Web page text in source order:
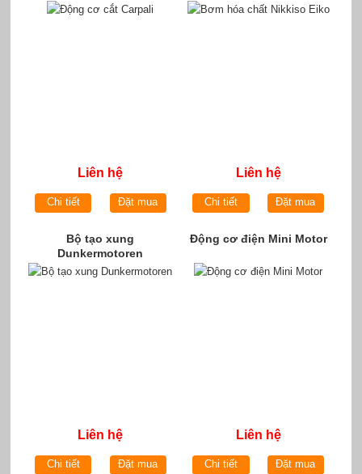
Liên hệ
Chi tiết Đặt mua
Liên hệ
Chi tiết Đặt mua
Bộ tạo xung
Dunkermotoren
Liên hệ
Chi tiết Đặt mua
Động cơ điện Mini Motor
Liên hệ
Chi tiết Đặt mua